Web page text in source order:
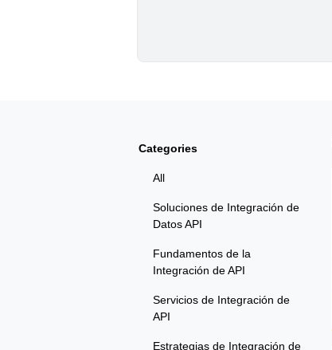
Categories
All
Soluciones de Integración de
Datos API
Fundamentos de la
Integración de API
Servicios de Integración de
API
Estrategias de Integración de